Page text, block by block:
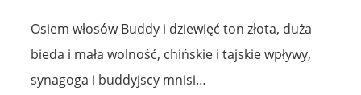
Osiem włosów Buddy i dziewięć ton złota, duża
bieda i mała wolność, chińskie i tajskie wpływy,
synagoga i buddyjscy mnisi…